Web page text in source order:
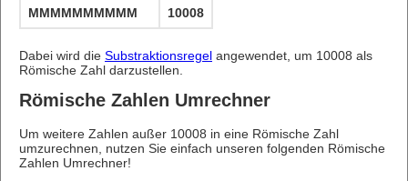
MMMMMMMMMMVIII 10008
Dabei wird die Substraktionsregel angewendet, um 10008 als
Römische Zahl darzustellen.
Römische Zahlen Umrechner
Um weitere Zahlen außer 10008 in eine Römische Zahl
umzurechnen, nutzen Sie einfach unseren folgenden Römische
Zahlen Umrechner!